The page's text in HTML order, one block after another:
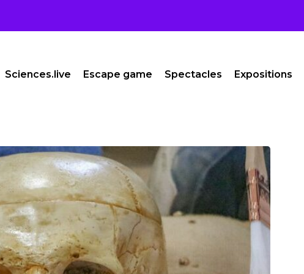
Sciences.live Escape game Spectacles Expositions